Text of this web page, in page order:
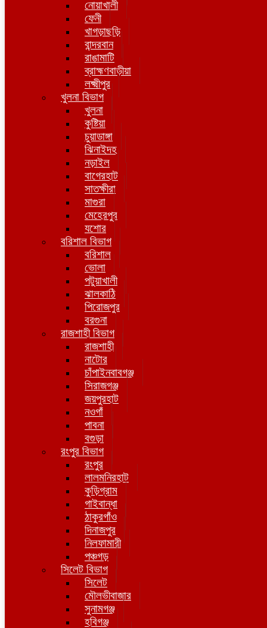
নোয়াখালী
ফেনী
খাগড়াছড়ি
বান্দরবান
রাঙামাটি
ব্রাহ্মণবাড়ীয়া
লক্ষ্মীপুর
খুলনা বিভাগ
খুলনা
কুষ্টিয়া
চুয়াডাঙ্গা
ঝিনাইদহ
নড়াইল
বাগেরহাট
সাতক্ষীরা
মাগুরা
মেহেরপুর
যশোর
বরিশাল বিভাগ
বরিশাল
ভোলা
পটুয়াখালী
ঝালকাঠি
পিরোজপুর
বরগুনা
রাজশাহী বিভাগ
রাজশাহী
নাটোর
চাঁপাইনবাবগঞ্জ
সিরাজগঞ্জ
জয়পুরহাট
নওগাঁ
পাবনা
বগুড়া
রংপুর বিভাগ
রংপুর
লালমনিরহাট
কুড়িগ্রাম
গাইবান্ধা
ঠাকুরগাঁও
দিনাজপুর
নিলফামারী
পঞ্চগড়
সিলেট বিভাগ
সিলেট
মৌলভীবাজার
সুনামগঞ্জ
হবিগঞ্জ